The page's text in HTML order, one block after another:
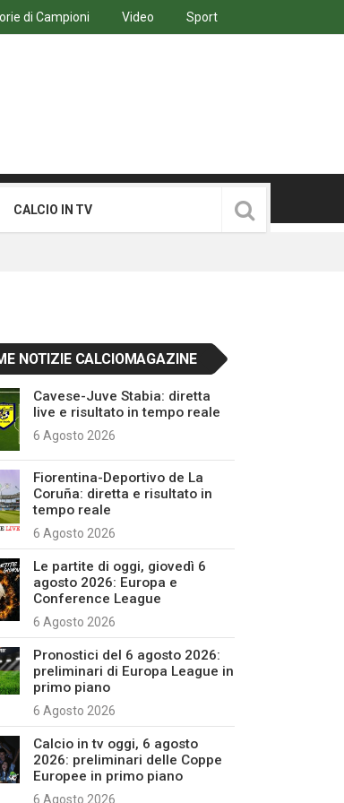
di Campioni Video Sport
CALCIO IN TV
NOTIZIE CALCIOMAGAZINE
Cavese-Juve Stabia: diretta
live e risultato in tempo reale
6 Agosto 2026
Fiorentina-Deportivo de La
Coruña: diretta e risultato in
tempo reale
6 Agosto 2026
Le partite di oggi, giovedì 6
agosto 2026: Europa e
Conference League
6 Agosto 2026
Pronostici del 6 agosto 2026:
preliminari di Europa League in
primo piano
6 Agosto 2026
Calcio in tv oggi, 6 agosto
2026: preliminari delle Coppe
Europee in primo piano
6 Agosto 2026